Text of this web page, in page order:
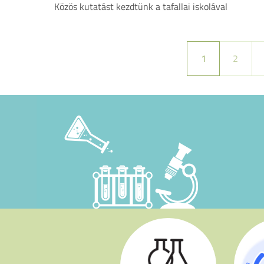
Közös kutatást kezdtünk a tafallai iskolával
Jelenlegi oldal
1 Oldal
2